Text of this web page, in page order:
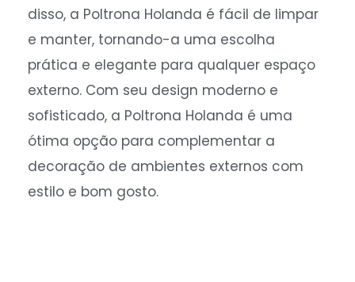
disso, a Poltrona Holanda é fácil de limpar
e manter, tornando-a uma escolha
prática e elegante para qualquer espaço
externo. Com seu design moderno e
sofisticado, a Poltrona Holanda é uma
ótima opção para complementar a
decoração de ambientes externos com
estilo e bom gosto.